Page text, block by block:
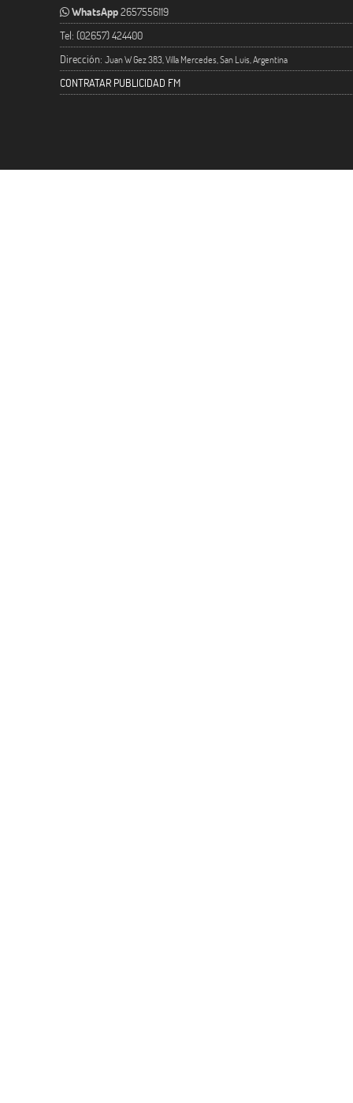
WhatsApp2657556119
Tel: (02657) 424400
Dirección: Juan W Gez 383, Villa Mercedes, San Luis, Argentina
CONTRATAR PUBLICIDAD FM